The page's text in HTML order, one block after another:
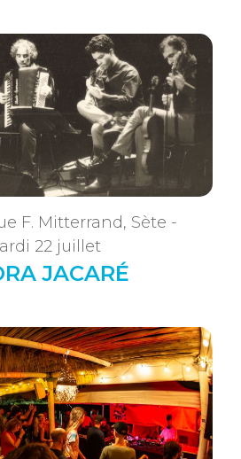
F. Mitterrand, Sète -
22 juillet
JACARÉ